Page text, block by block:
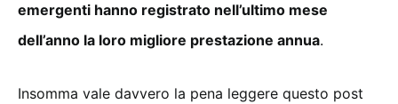
emergenti hanno registrato nell’ultimo mese
dell’anno la loro migliore prestazione annua.
Insomma vale davvero la pena leggere questo post